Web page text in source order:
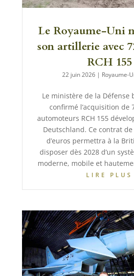
Le Royaume-Uni
son artillerie avec
RCH 155
22 juin 2026 | Royaume-
Le ministère de la Défense
confirmé l’acquisition de
automoteurs RCH 155
Deutschland. Ce contrat
d’euros permettra à la
disposer dès 2028 d’un
moderne, mobile et
LIRE PLUS